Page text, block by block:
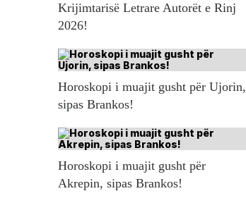
Krijimtarisë Letrare Autorët e Rinj
2026!
Horoskopi i muajit gusht për Ujorin,
sipas Brankos!
Horoskopi i muajit gusht për
Akrepin, sipas Brankos!